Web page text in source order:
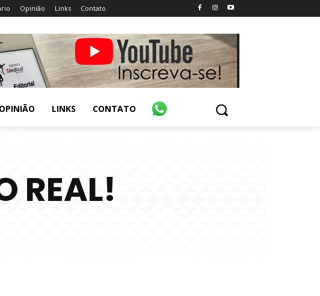
Opinião Links Contato
OPINIÃO LINKS CONTATO
REAL!